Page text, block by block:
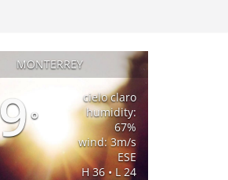
MONTERREY
°
cielo claro
humidity:
67%
wind: 3m/s
ESE
H 36 • L 24